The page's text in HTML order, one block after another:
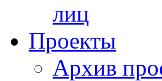
лиц
Проекты
Архив